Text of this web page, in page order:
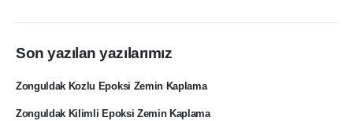
Son yazılan yazılarımız
Zonguldak Kozlu Epoksi Zemin Kaplama
Zonguldak Kilimli Epoksi Zemin Kaplama